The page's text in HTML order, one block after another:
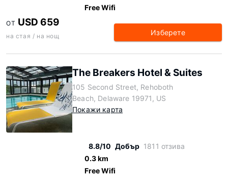
Free Wifi
ОТ USD 659
на стая / на нощ Изберете
The Breakers Hotel & Suites
105 Second Street, Rehoboth
Beach, Delaware 19971, US
Покажи карта
8.8/10 Добър 1811 отзива
0.3 km
Free Wifi